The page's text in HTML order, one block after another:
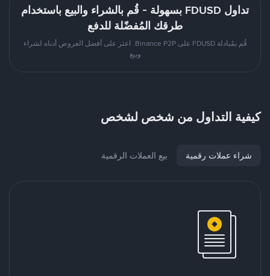
تداول FDUSD بسهولة - قُم بالشراء والبيع باستخدام
طرقك المُفضّلة للدفع
قُم بمُبادلة FDUSD على Binance P2P. اعثر على أفضل العروض أدناه لشراء
وبيع
كيفية التداول من شخص لشخص
شراء عملات رقمية بيع العملات الرقمية